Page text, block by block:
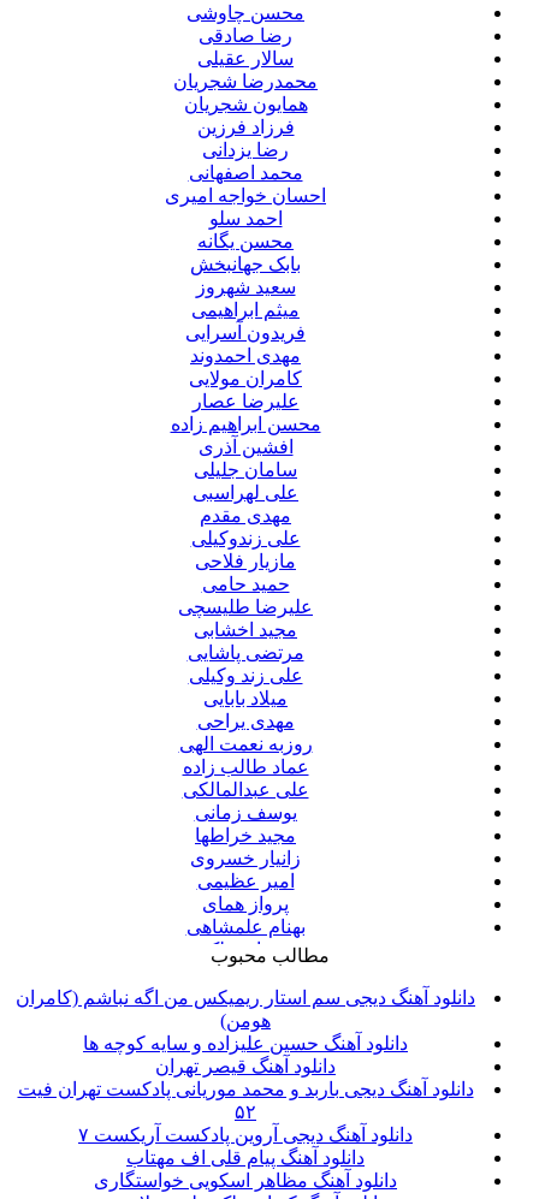
محسن چاوشی
رضا صادقی
سالار عقیلی
محمدرضا شجریان
همایون شجریان
فرزاد فرزین
رضا یزدانی
محمد اصفهانی
احسان خواجه امیری
احمد سلو
محسن یگانه
بابک جهانبخش
سعید شهروز
میثم ابراهیمی
فریدون آسرایی
مهدی احمدوند
کامران مولایی
علیرضا عصار
محسن ابراهیم زاده
افشین آذری
سامان جلیلی
علی لهراسبی
مهدی مقدم
علی زندوکیلی
مازیار فلاحی
حمید حامی
علیرضا طلیسچی
مجید اخشابی
مرتضی پاشایی
علی زند وکیلی
میلاد بابایی
مهدی یراحی
روزبه نعمت الهی
عماد طالب زاده
علی عبدالمالکی
یوسف زمانی
مجید خراطها
زانیار خسروی
امیر عظیمی
پرواز همای
بهنام علمشاهی
سینا سرلک
علی شیرازی
قاسم افشار
شهاب مظفری
علیرضا قربانی
پیوند
مانی رهنما
محسن یاحقی
امین حبیبی
حبیب
حجت اشرف زاده
مطالب محبوب
دانلود آهنگ دیجی سم استار ریمیکس من اگه نباشم (کامران
هومن)
دانلود آهنگ حسین علیزاده و سایه کوچه ها
دانلود آهنگ قیصر تهران
دانلود آهنگ دیجی باربد و محمد موریانی پادکست تهران فیت
۵۲
دانلود آهنگ دیجی آروین پادکست آریکست ۷
دانلود آهنگ پیام قلی اف مهتاب
دانلود آهنگ مظاهر اسکویی خواستگاری